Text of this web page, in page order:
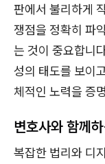
판에서 불리하게
쟁점을 정확히 파
는 것이 중요합니
성의 태도를 보이
체적인 노력을 증
변호사와 함께
복잡한 법리와 디